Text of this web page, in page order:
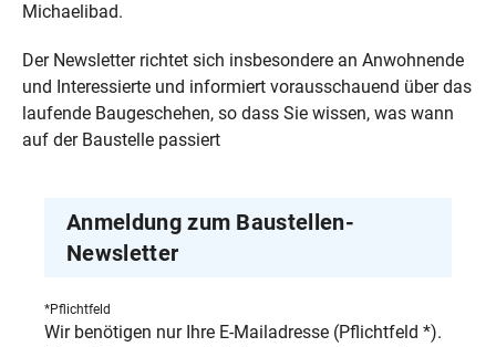
Michaelibad.
Der Newsletter richtet sich insbesondere an Anwohnende
und Interessierte und informiert vorausschauend über das
laufende Baugeschehen, so dass Sie wissen, was wann
auf der Baustelle passiert
hp
Anmeldung zum Baustellen-
Newsletter
*Pflichtfeld
Wir benötigen nur Ihre E-Mailadresse (Pflichtfeld *).